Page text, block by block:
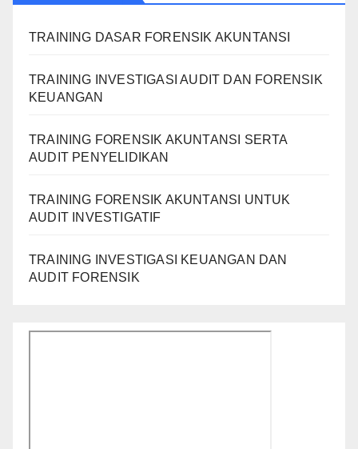
TRAINING DASAR FORENSIK AKUNTANSI
TRAINING INVESTIGASI AUDIT DAN FORENSIK
KEUANGAN
TRAINING FORENSIK AKUNTANSI SERTA
AUDIT PENYELIDIKAN
TRAINING FORENSIK AKUNTANSI UNTUK
AUDIT INVESTIGATIF
TRAINING INVESTIGASI KEUANGAN DAN
AUDIT FORENSIK